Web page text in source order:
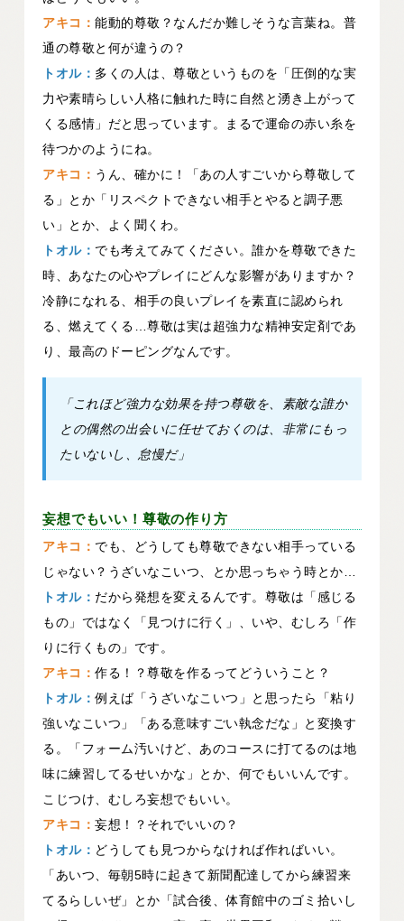
アキコ：能動的尊敬？なんだか難しそうな言葉ね。普
通の尊敬と何が違うの？
トオル： 多くの人は、尊敬というものを「圧倒的な実
力や素晴らしい人格に触れた時に自然と湧き上がって
くる感情」だと思っています。まるで運命の赤い糸を
待つかのようにね。
アキコ： うん、確かに！「あの人すごいから尊敬して
る」とか「リスペクトできない相手とやると調子悪
い」とか、よく聞くわ。
トオル： でも考えてみてください。誰かを尊敬できた
時、あなたの心やプレイにどんな影響がありますか？
冷静になれる、相手の良いプレイを素直に認められ
る、燃えてくる…尊敬は実は超強力な精神安定剤であ
り、最高のドーピングなんです。
「これほど強力な効果を持つ尊敬を、素敵な誰か
との偶然の出会いに任せておくのは、非常にもっ
たいないし、怠慢だ」
妄想でもいい！尊敬の作り方
アキコ： でも、どうしても尊敬できない相手っている
じゃない？うざいなこいつ、とか思っちゃう時とか…
トオル： だから発想を変えるんです。尊敬は「感じる
もの」ではなく「見つけに行く」、いや、むしろ「作
りに行くもの」です。
アキコ：作る！？尊敬を作るってどういうこと？
トオル：例えば「うざいなこいつ」と思ったら「粘り
強いなこいつ」「ある意味すごい執念だな」と変換す
る。「フォーム汚いけど、あのコースに打てるのは地
味に練習してるせいかな」とか、何でもいいんです。
こじつけ、むしろ妄想でもいい。
アキコ：妄想！？それでいいの？
トオル： どうしても見つからなければ作ればいい。
「あいつ、毎朝5時に起きて新聞配達してから練習来
てるらしいぜ」とか「試合後、体育館中のゴミ拾いし